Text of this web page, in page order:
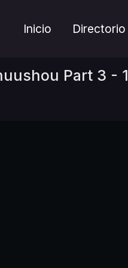
Inicio Directorio
Part 3 - 1